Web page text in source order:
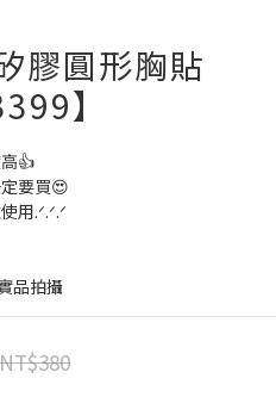
膠圓形胸貼
】
👍
要買😍
用.ᐟ.ᐟ.ᐟ
品拍攝
NT$380